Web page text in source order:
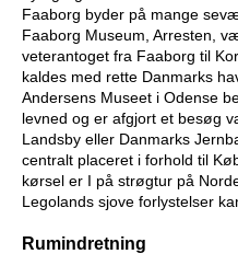
Faaborg byder på mange
Faaborg Museum, Arresten,
veterantoget fra Faaborg til
kaldes med rette Danmarks
Andersens Museet i Odense
levned og er afgjort et besøg
Landsby eller Danmarks
centralt placeret i forhold til
kørsel er I på strøgtur på
Legolands sjove forlystelser
Rumindretning